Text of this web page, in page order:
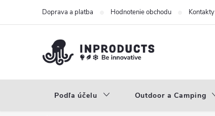
Doprava a platba Hodnotenie obchodu Kontakty
Podľa účelu Outdoor a Camping